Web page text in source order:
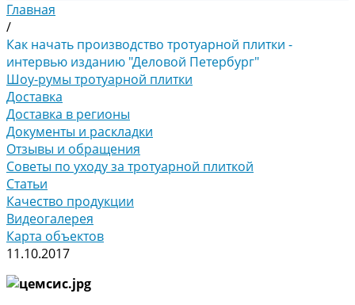
Главная
/
Как начать производство тротуарной плитки -
интервью изданию "Деловой Петербург"
Шоу-румы тротуарной плитки
Доставка
Доставка в регионы
Документы и раскладки
Отзывы и обращения
Советы по уходу за тротуарной плиткой
Статьи
Качество продукции
Видеогалерея
Карта объектов
11.10.2017